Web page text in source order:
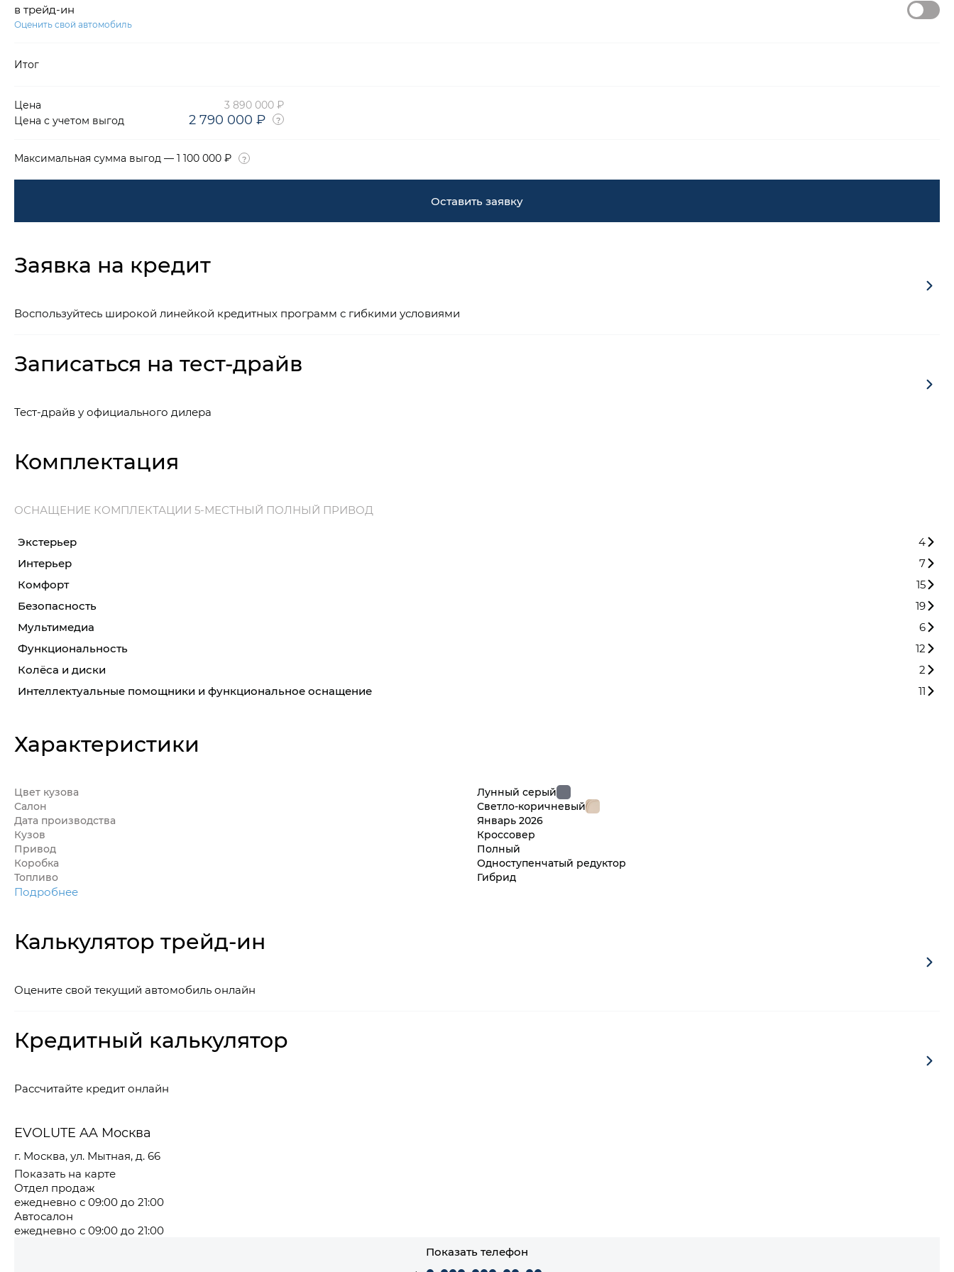
в трейд-ин
Оценить свой автомобиль
Итог
Цена
3 890 000 ₽
Цена с учетом выгод
2 790 000 ₽
Максимальная сумма выгод — 1 100 000 ₽
Оставить заявку
Заявка на кредит
Воспользуйтесь широкой линейкой кредитных программ с гибкими условиями
Записаться на тест-драйв
Тест-драйв у официального дилера
Комплектация
ОСНАЩЕНИЕ КОМПЛЕКТАЦИИ 5-МЕСТНЫЙ ПОЛНЫЙ ПРИВОД
Экстерьер
4
Интерьер
7
Комфорт
15
Безопасность
19
Мультимедиа
6
Функциональность
12
Колёса и диски
2
Интеллектуальные помощники и функциональное оснащение
11
Характеристики
Цвет кузова
Лунный серый
Салон
Светло-коричневый
Дата производства
Январь 2026
Кузов
Кроссовер
Привод
Полный
Коробка
Одноступенчатый редуктор
Топливо
Гибрид
Подробнее
Калькулятор трейд-ин
Оцените свой текущий автомобиль онлайн
Кредитный калькулятор
Рассчитайте кредит онлайн
EVOLUTE AA Москва
г. Москва, ул. Мытная, д. 66
Показать на карте
Отдел продаж
ежедневно с 09:00 до 21:00
Автосалон
ежедневно с 09:00 до 21:00
Показать телефон